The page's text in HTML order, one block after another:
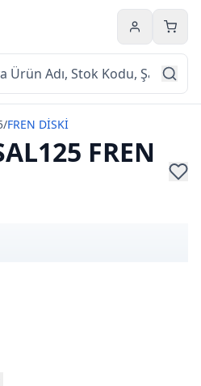
Hesabım
/FREN DİSKİ
FREN